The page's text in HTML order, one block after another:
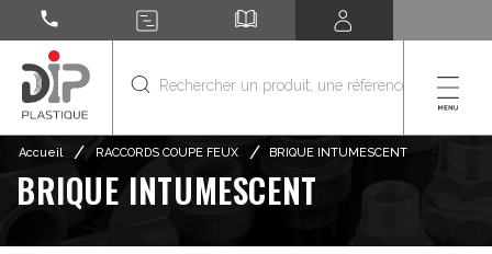
call
Accueil / RACCORDS COUPE FEUX / BRIQUE INTUMESCENT
BRIQUE INTUMESCENT